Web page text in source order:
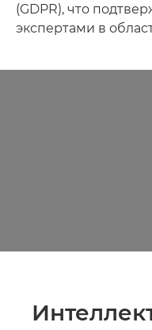
(GDPR), что
экспертами в